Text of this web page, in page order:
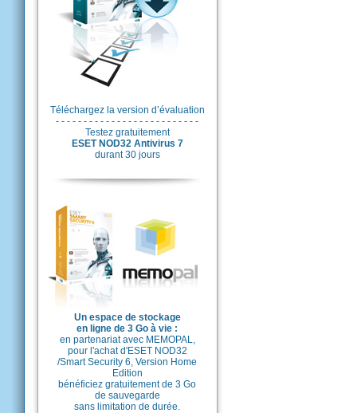
Téléchargez la version d’évaluation
- - - - - - - - - - - - - - - - - - - - - - - - - -
Testez gratuitement
ESET NOD32 Antivirus 7
durant 30 jours
Un espace de stockage
en ligne de 3 Go à vie :
en partenariat avec MEMOPAL,
pour l'achat d'ESET NOD32
/Smart Security 6, Version Home
Edition
bénéficiez gratuitement de 3 Go
de sauvegarde
sans limitation de durée.